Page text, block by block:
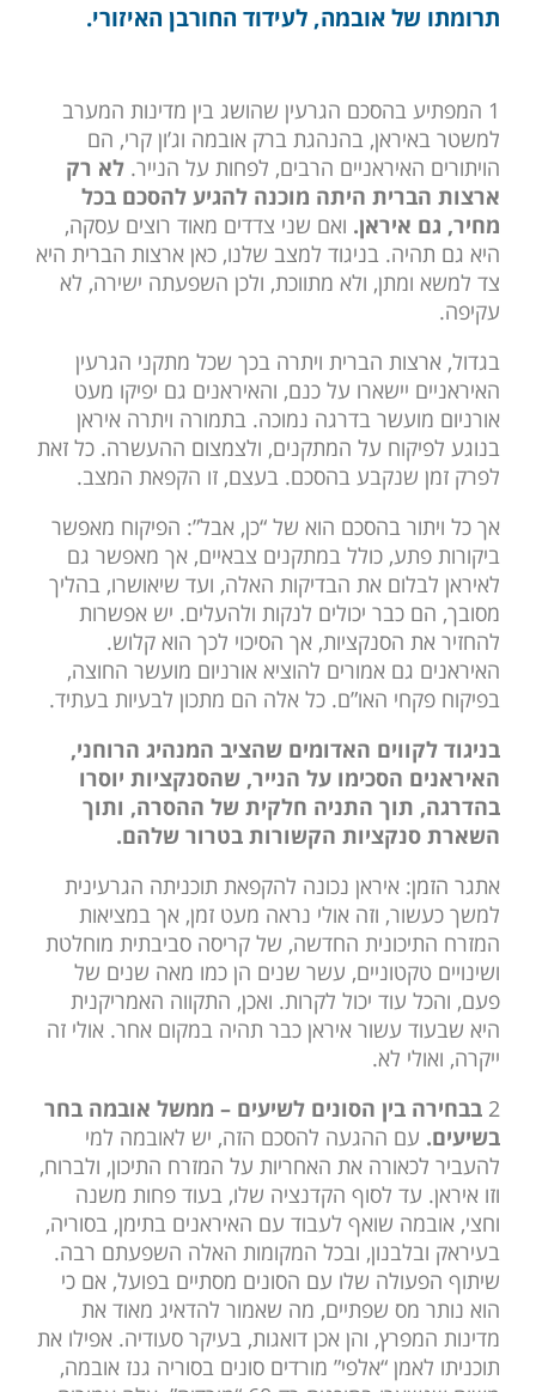
תרומתו של אובמה, לעידוד החורבן האיזורי.
1 המפתיע בהסכם הגרעין שהושג בין מדינות המערב
למשטר באיראן, בהנהגת ברק אובמה וג’ון קרי, הם
הויתורים האיראניים הרבים, לפחות על הנייר. לא רק
ארצות הברית היתה מוכנה להגיע להסכם בכל
מחיר, גם איראן. ואם שני צדדים מאוד רוצים עסקה,
היא גם תהיה. בניגוד למצב שלנו, כאן ארצות הברית היא
צד למשא ומתן, ולא מתווכת, ולכן השפעתה ישירה, לא
עקיפה.
בגדול, ארצות הברית ויתרה בכך שכל מתקני הגרעין
האיראניים יישארו על כנם, והאיראנים גם יפיקו מעט
אורניום מועשר בדרגה נמוכה. בתמורה ויתרה איראן
בנוגע לפיקוח על המתקנים, ולצמצום ההעשרה. כל זאת
לפרק זמן שנקבע בהסכם. בעצם, זו הקפאת המצב.
אך כל ויתור בהסכם הוא של “כן, אבל”: הפיקוח מאפשר
ביקורות פתע, כולל במתקנים צבאיים, אך מאפשר גם
לאיראן לבלום את הבדיקות האלה, ועד שיאושרו, בהליך
מסובך, הם כבר יכולים לנקות ולהעלים. יש אפשרות
להחזיר את הסנקציות, אך הסיכוי לכך הוא קלוש.
האיראנים גם אמורים להוציא אורניום מועשר החוצה,
בפיקוח פקחי האו”ם. כל אלה הם מתכון לבעיות בעתיד.
בניגוד לקווים האדומים שהציב המנהיג הרוחני,
האיראנים הסכימו על הנייר, שהסנקציות יוסרו
בהדרגה, תוך התניה חלקית של ההסרה, ותוך
השארת סנקציות הקשורות בטרור שלהם.
אתגר הזמן: איראן נכונה להקפאת תוכניתה הגרעינית
למשך כעשור, וזה אולי נראה מעט זמן, אך במציאות
המזרח התיכונית החדשה, של קריסה סביבתית מוחלטת
ושינויים טקטוניים, עשר שנים הן כמו מאה שנים של
פעם, והכל עוד יכול לקרות. ואכן, התקווה האמריקנית
היא שבעוד עשור איראן כבר תהיה במקום אחר. אולי זה
ייקרה, ואולי לא.
2 בבחירה בין הסונים לשיעים – ממשל אובמה בחר
בשיעים. עם ההגעה להסכם הזה, יש לאובמה למי
להעביר לכאורה את האחריות על המזרח התיכון, ולברוח,
וזו איראן. עד לסוף הקדנציה שלו, בעוד פחות משנה
וחצי, אובמה שואף לעבוד עם האיראנים בתימן, בסוריה,
בעיראק ובלבנון, ובכל המקומות האלה השפעתם רבה.
שיתוף הפעולה שלו עם הסונים מסתיים בפועל, אם כי
הוא נותר מס שפתיים, מה שאמור להדאיג מאוד את
מדינות המפרץ, והן אכן דואגות, בעיקר סעודיה. אפילו את
תוכניתו לאמן “אלפי” מורדים סונים בסוריה גנז אובמה,